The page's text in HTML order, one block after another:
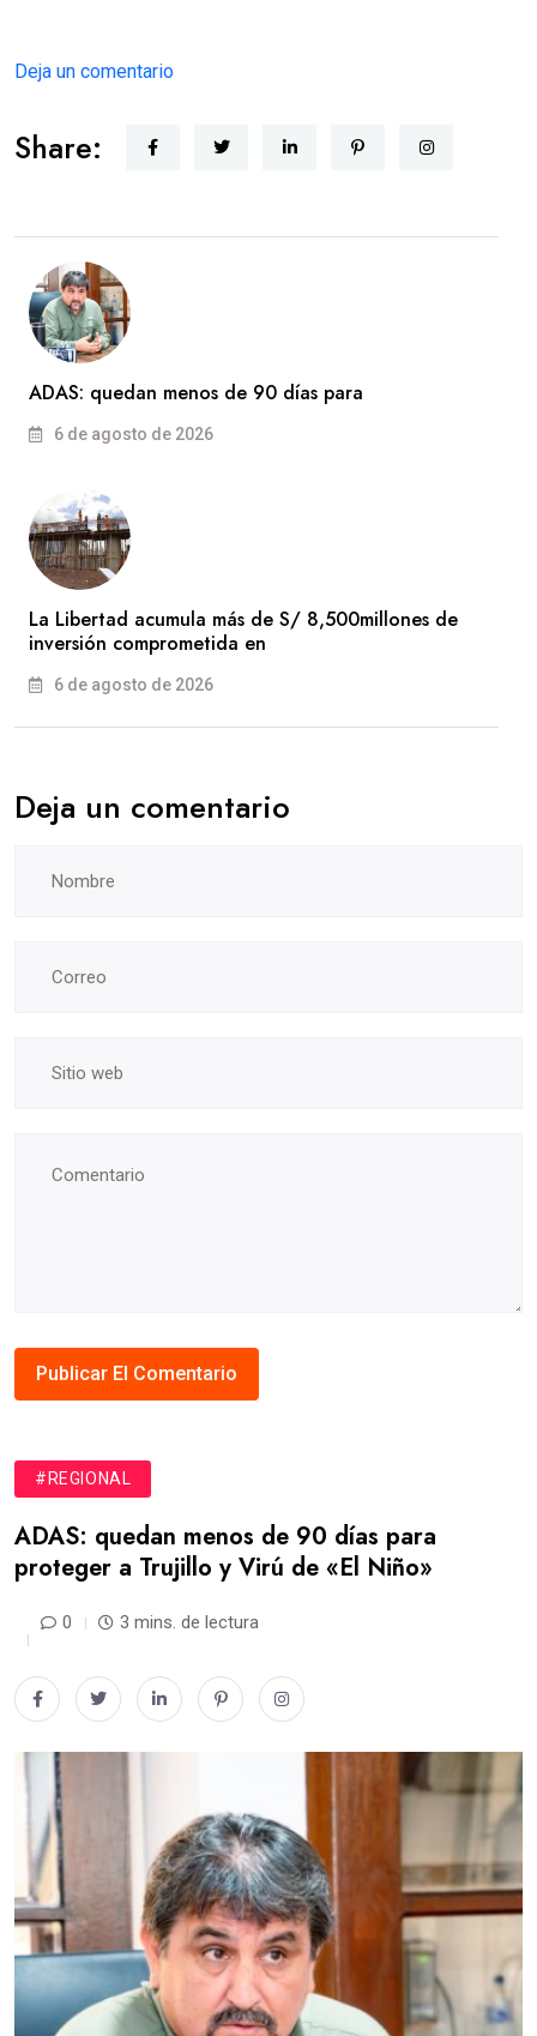
Deja un comentario
Share:
ADAS: quedan menos de 90 días para
6 de agosto de 2026
La Libertad acumula más de S/ 8,500millones de
inversión comprometida en
6 de agosto de 2026
Deja un comentario
#REGIONAL
ADAS: quedan menos de 90 días para
proteger a Trujillo y Virú de «El Niño»
0 3 mins. de lectura